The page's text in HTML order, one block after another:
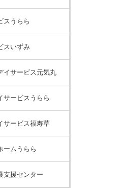
スうらら
スいずみ
イサービス元気丸
サービスうらら
サービス福寿草
ームうらら
支援センター